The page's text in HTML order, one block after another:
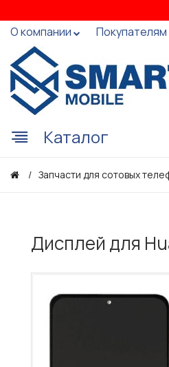
О компании Покупателям
Каталог
Запчасти для сотовых
Дисплей для